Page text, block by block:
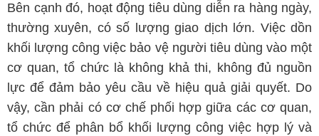
Bên cạnh đó, hoạt động tiêu dùng diễn ra hàng ngày,
thường xuyên, có số lượng giao dịch lớn. Việc dồn
khối lượng công việc bảo vệ người tiêu dùng vào một
cơ quan, tổ chức là không khả thi, không đủ nguồn
lực để đảm bảo yêu cầu về hiệu quả giải quyết. Do
vậy, cần phải có cơ chế phối hợp giữa các cơ quan,
tổ chức để phân bổ khối lượng công việc hợp lý và